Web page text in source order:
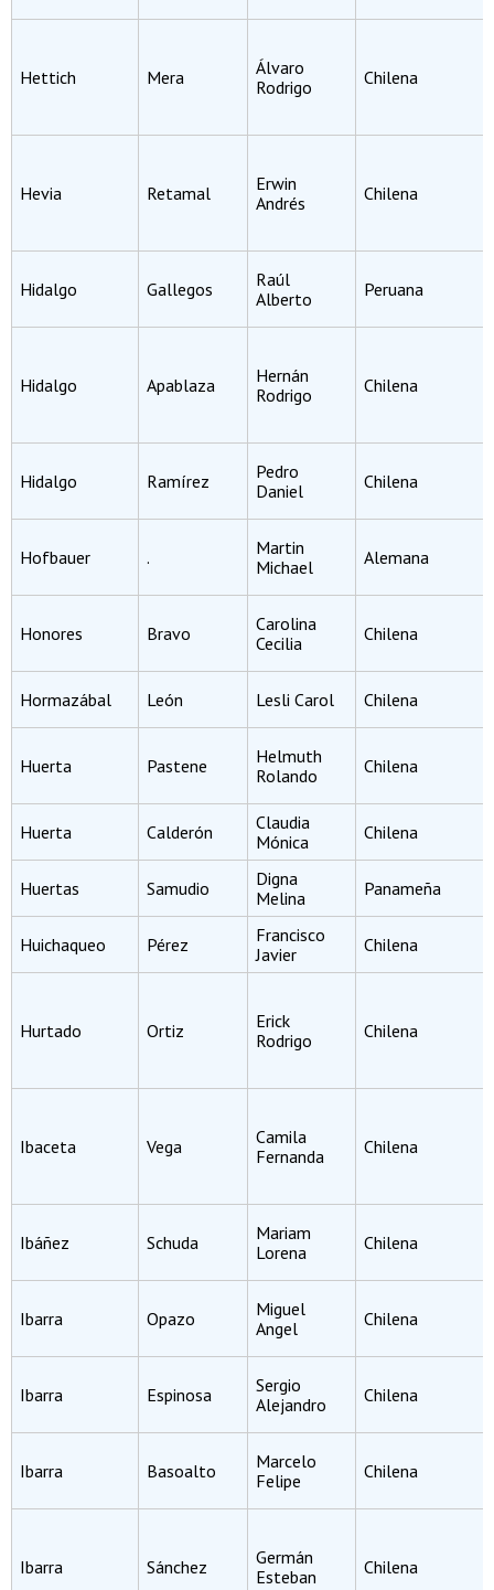
Hettich Mera
Álvaro
Rodrigo
Chilena
Hevia Retamal
Erwin
Andrés
Chilena
Hidalgo Gallegos
Raúl
Alberto
Peruana
Hidalgo Apablaza
Hernán
Rodrigo
Chilena
Hidalgo Ramírez
Pedro
Daniel
Chilena
Hofbauer .
Martin
Michael
Alemana
Honores Bravo
Carolina
Cecilia
Chilena
Hormazábal León Lesli Carol Chilena
Huerta Pastene
Helmuth
Rolando
Chilena
Huerta Calderón
Claudia
Mónica
Chilena
Huertas Samudio
Digna
Melina
Panameña
Huichaqueo Pérez
Francisco
Javier
Chilena
Hurtado Ortiz
Erick
Rodrigo
Chilena
Ibaceta Vega
Camila
Fernanda
Chilena
Ibáñez Schuda
Mariam
Lorena
Chilena
Ibarra Opazo
Miguel
Angel
Chilena
Ibarra Espinosa
Sergio
Alejandro
Chilena
Ibarra Basoalto
Marcelo
Felipe
Chilena
Ibarra Sánchez
Germán
Esteban
Chilena